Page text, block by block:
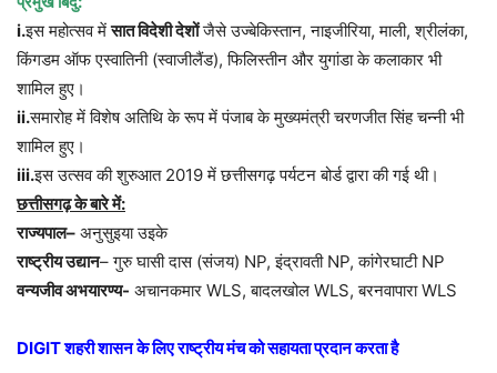
i.इस महोत्सव मेंसात विदेशी देशोंजैसे उज्बेकिस्तान, नाइजीरिया, माली, श्रीलंका,
किंगडम ऑफ एस्वातिनी (स्वाजीलैंड), फिलिस्तीन और युगांडा के कलाकार भी
शामिल हुए।
ii.समारोह में विशेष अतिथि के रूप में पंजाब के मुख्यमंत्री चरणजीत सिंह चन्नी भी
शामिल हुए।
iii.इस उत्सव की शुरुआत 2019 में छत्तीसगढ़ पर्यटन बोर्ड द्वारा की गई थी।
छत्तीसगढ़ के बारे में:
राज्यपाल– अनुसुइया उइके
राष्ट्रीय उद्यान– गुरु घासी दास (संजय) NP, इंद्रावती NP, कांगेरघाटी NP
वन्यजीव अभयारण्य- अचानकमार WLS, बादलखोल WLS, बरनवापारा WLS
DIGIT शहरी शासन के लिए राष्ट्रीय मंच को सहायता प्रदान करता है